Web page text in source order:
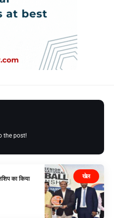
the post!
खेल
का किया